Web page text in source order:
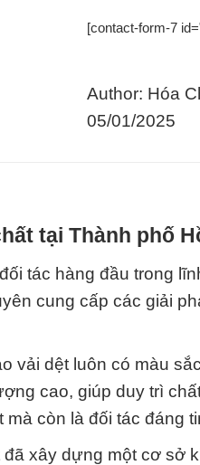
[contact-form-7
Author: Hóa
05/01/2025
tại Thành phố
tác hàng đầu trong
cung cấp các giải
vải dệt luôn có màu
cao, giúp duy trì
còn là đối tác đáng
xây dựng một cơ sở